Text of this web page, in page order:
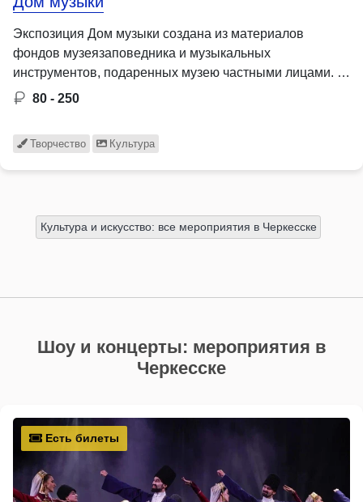
Экспозиция Дом музыки создана из материалов
фондов музеязаповедника и музыкальных
инструментов, подаренных музею частными лицами. …
80 - 250
Творчество Культура
Культура и искусство: все мероприятия в Черкесске
Шоу и концерты: мероприятия в
Черкесске
Есть билеты